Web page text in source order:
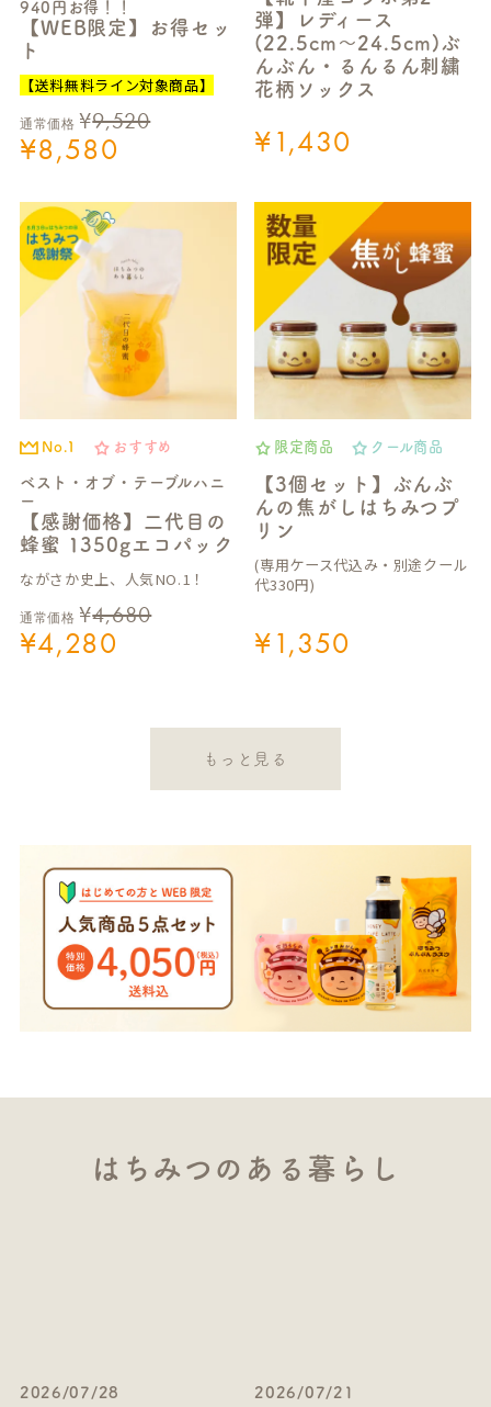
940円お得！！
【WEB限定】お得セッ
ト
【送料無料ライン対象商品】
通常価格 ¥9,520
¥8,580
弾】レディース
(22.5cm～24.5cm)ぶ
んぶん・るんるん刺繍
花柄ソックス
¥1,430
No.1 おすすめ
ベスト・オブ・テーブルハニ
ー
【感謝価格】二代目の
蜂蜜 1350gエコパック
ながさか史上、人気NO.1！
通常価格 ¥4,680
¥4,280
限定商品 クール商品
【3個セット】ぶんぶ
んの焦がしはちみつプ
リン
(専用ケース代込み・別途クール
代330円)
¥1,350
もっと見る
はちみつのある暮らし
2026/07/28 2026/07/21